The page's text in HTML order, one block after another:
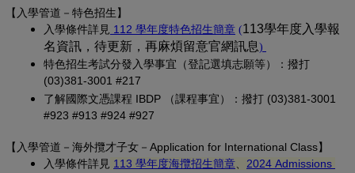
【入學管道－特色招生】
入學條件詳見 112 學年度特色招生簡章 (另開新視窗)
((PDF 檔，另開新視
113學年度入學報
名資訊，待更新，再麻煩留意官網訊息)
特色招生考試分發入學事宜（登記選填志願等）：撥打
(03)381-3001 #217
了解國際文憑課程 IBDP （課程事宜）：撥打 (03)381-3001
#923 #913 #924 #927
【 入學管道－ 海外攬才子女 －Application for International Class】
入學條件詳見 113 學年度海攬招生簡章 (另開新視窗)
2024 Admissions